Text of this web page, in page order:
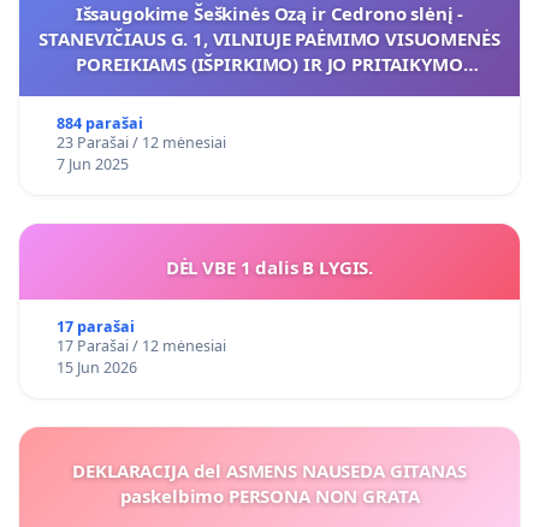
Išsaugokime Šeškinės Ozą ir Cedrono slėnį -
STANEVIČIAUS G. 1, VILNIUJE PAĖMIMO VISUOMENĖS
POREIKIAMS (IŠPIRKIMO) IR JO PRITAIKYMO
884 parašai
23 Parašai / 12 mėnesiai
7 Jun 2025
DĖL VBE 1 dalis B LYGIS.
17 parašai
17 Parašai / 12 mėnesiai
15 Jun 2026
DEKLARACIJA del ASMENS NAUSEDA GITANAS
paskelbimo PERSONA NON GRATA